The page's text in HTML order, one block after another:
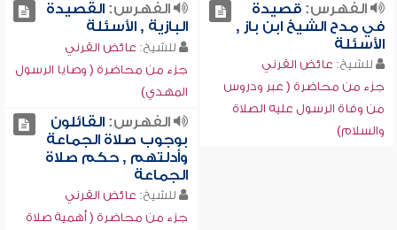
الفهرس:قصيدة
في مدح الشيخ ابن باز ,
الأسئلة
للشيخ: عائض القرني
جزء من محاضرة ( عبر ودروس
من وفاة الرسول عليه الصلاة
والسلام)
الفهرس:القصيدة
البازية , الأسئلة
للشيخ: عائض القرني
جزء من محاضرة ( وصايا الرسول
المهدي)
الفهرس:القائلون
بوجوب صلاة الجماعة
وأدلتهم , حكم صلاة
الجماعة
للشيخ: عائض القرني
جزء من محاضرة ( أهمية صلاة